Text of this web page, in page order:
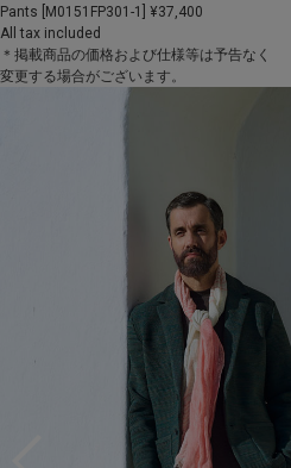
Pants [M0151FP301-1] ¥37,400
All tax included
＊掲載商品の価格および仕様等は予告なく
変更する場合がございます。